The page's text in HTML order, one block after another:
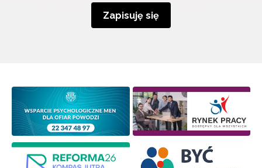
Zapisuję się